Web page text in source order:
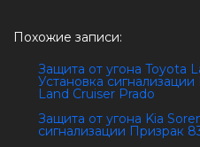
Похожие записи:
Защита от угона Toyota
Установка
Land Cruiser Prado
Защита от угона Kia
сигнализации Призрак